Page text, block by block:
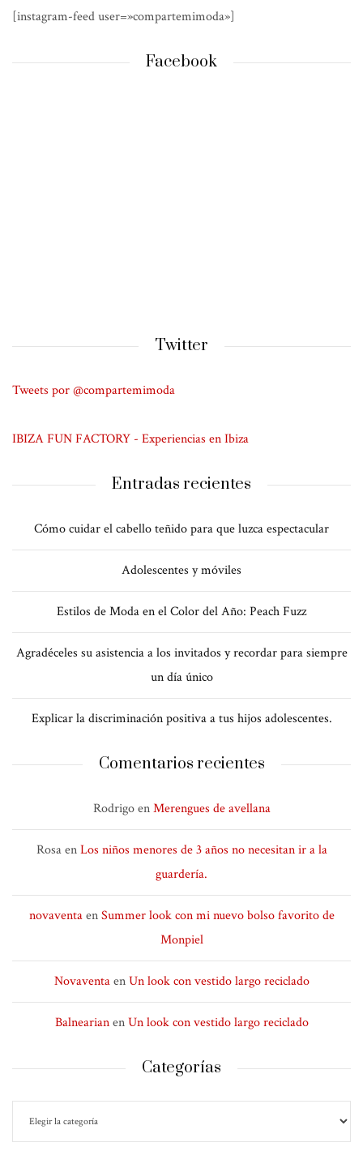
[instagram-feed user=»compartemimoda»]
Facebook
Twitter
Tweets por @compartemimoda
IBIZA FUN FACTORY - Experiencias en Ibiza
Entradas recientes
Cómo cuidar el cabello teñido para que luzca espectacular
Adolescentes y móviles
Estilos de Moda en el Color del Año: Peach Fuzz
Agradéceles su asistencia a los invitados y recordar para siempre
un día único
Explicar la discriminación positiva a tus hijos adolescentes.
Comentarios recientes
RodrigoenMerengues de avellana
RosaenLos niños menores de 3 años no necesitan ir a la
guardería.
novaventaenSummer look con mi nuevo bolso favorito de
Monpiel
NovaventaenUn look con vestido largo reciclado
BalnearianenUn look con vestido largo reciclado
Categorías